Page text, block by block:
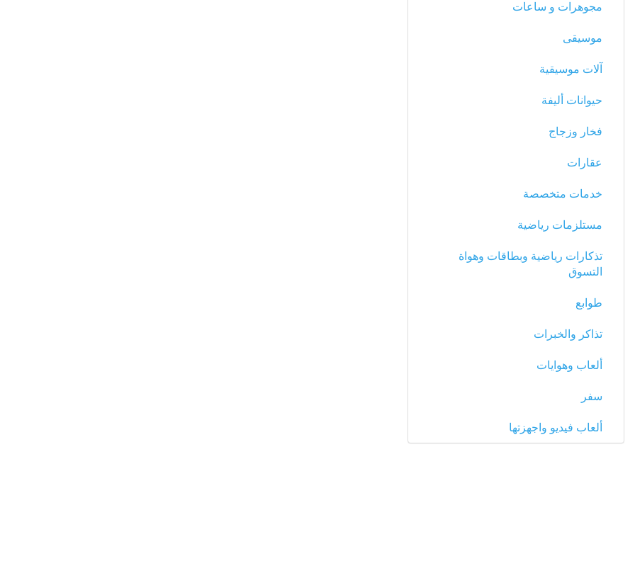
مجوهرات و ساعات
موسيقى
آلات موسيقية
حيوانات أليفة
فخار وزجاج
عقارات
خدمات متخصصة
مستلزمات رياضية
تذكارات رياضية وبطاقات وهواة
التسوق
طوابع
تذاكر والخبرات
ألعاب وهوايات
سفر
ألعاب فيديو واجهزتها